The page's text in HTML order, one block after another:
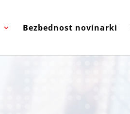
Bezbednost novinarki